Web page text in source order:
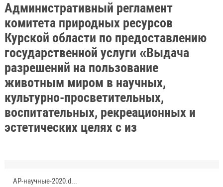
Административный регламент
комитета природных ресурсов
Курской области по предоставлению
государственной услуги «Выдача
разрешений на пользование
животным миром в научных,
культурно-просветительных,
воспитательных, рекреационных и
эстетических целях с из
АР-научные-2020.doc